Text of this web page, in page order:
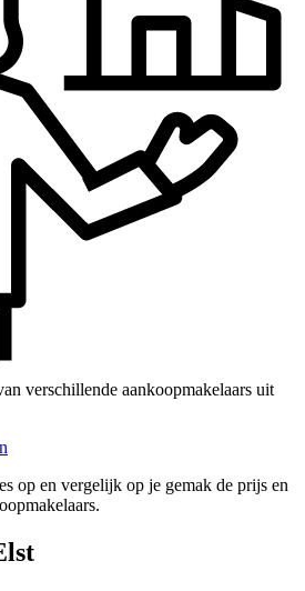
verschillende aankoopmakelaars uit
op en vergelijk op je gemak de prijs en